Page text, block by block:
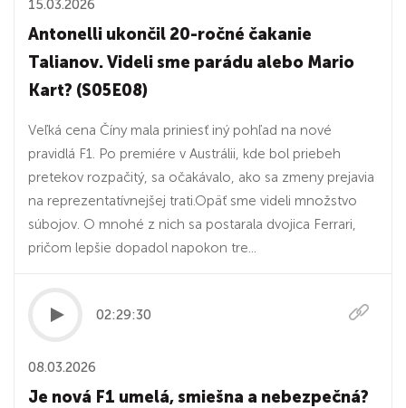
15.03.2026
Antonelli ukončil 20-ročné čakanie
Talianov. Videli sme parádu alebo Mario
Kart? (S05E08)
Veľká cena Číny mala priniesť iný pohľad na nové
pravidlá F1. Po premiére v Austrálii, kde bol priebeh
pretekov rozpačitý, sa očakávalo, ako sa zmeny prejavia
na reprezentatívnejšej trati.Opäť sme videli množstvo
súbojov. O mnohé z nich sa postarala dvojica Ferrari,
pričom lepšie dopadol napokon tre...
02:29:30
08.03.2026
Je nová F1 umelá, smiešna a nebezpečná?